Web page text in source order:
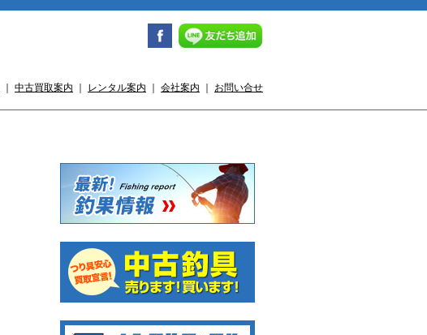
中古買取案内 レンタル案内 会社案内 お問い合せ